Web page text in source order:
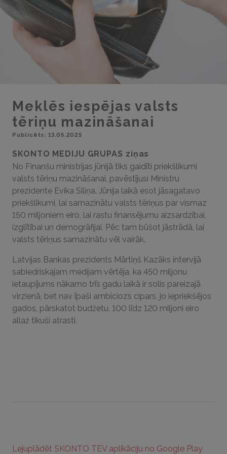
Meklēs iespējas valsts
tēriņu mazināšanai
Publicēts: 13.05.2025
SKONTO MEDIJU GRUPAS ziņas
No Finanšu ministrijas jūnijā tiks gaidīti priekšlikumi
valsts tēriņu mazināšanai, pavēstījusi Ministru
prezidente Evika Siliņa. Jūnija laikā esot jāsagatavo
priekšlikumi, lai samazinātu valsts tēriņus par vismaz
150 miljoniem eiro, lai rastu finansējumu aizsardzībai,
izglītībai un demogrāfijai. Pēc tam būšot jāstrādā, lai
valsts tēriņus samazinātu vēl vairāk.
Latvijas Bankas prezidents Mārtiņš Kazāks intervijā
sabiedriskajam medijam vērtēja, ka 450 miljonu
ietaupījums nākamo trīs gadu laikā ir solis pareizajā
virzienā, bet nav īpaši ambiciozs cipars, jo iepriekšējos
gados, pārskatot budžetu, 100 līdz 120 miljoni eiro
allaž tikuši atrasti.
Lejuplādēt SKONTO TEV aplikāciju no Google Play